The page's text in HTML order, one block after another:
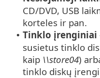
CD/DVD, USB
korteles ir pan.
• Tinklo įrenginiai
susietus tinklo
kaip \\store04)
tinklo diskų